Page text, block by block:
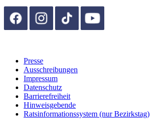
Presse
Ausschreibungen
Impressum
Datenschutz
Barrierefreiheit
Hinweisgebende
Ratsinformationssystem (nur Bezirkstag)